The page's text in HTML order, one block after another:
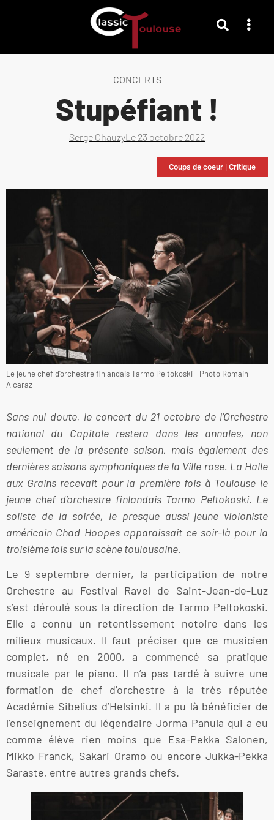
CONCERTS
Stupéfiant !
Serge ChauzyLe 23 octobre 2022
Coups de coeur | Critique
Le jeune chef d'orchestre finlandais Tarmo Peltokoski - Photo Romain
Alcaraz -
Sans nul doute, le concert du 21 octobre de l’Orchestre
national du Capitole restera dans les annales, non
seulement de la présente saison, mais également des
dernières saisons symphoniques de la Ville rose. La Halle
aux Grains recevait pour la première fois à Toulouse le
jeune chef d’orchestre finlandais Tarmo Peltokoski. Le
soliste de la soirée, le presque aussi jeune violoniste
américain Chad Hoopes apparaissait ce soir-là pour la
troisième fois sur la scène toulousaine.
Le 9 septembre dernier, la participation de notre
Orchestre au Festival Ravel de Saint-Jean-de-Luz
s’est déroulé sous la direction de Tarmo Peltokoski.
Elle a connu un retentissement notoire dans les
milieux musicaux. Il faut préciser que ce musicien
complet, né en 2000, a commencé sa pratique
musicale par le piano. Il n’a pas tardé à suivre une
formation de chef d’orchestre à la très réputée
Académie Sibelius d’Helsinki. Il a pu là bénéficier de
l’enseignement du légendaire Jorma Panula qui a eu
comme élève rien moins que Esa-Pekka Salonen,
Mikko Franck, Sakari Oramo ou encore Jukka-Pekka
Saraste, entre autres grands chefs.